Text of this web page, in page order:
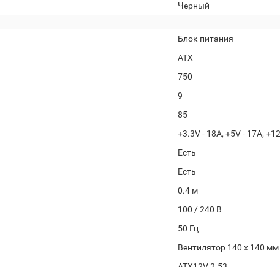
Черный
Блок питания
ATX
750
9
85
+3.3V - 18A, +5V - 17A,
Есть
Есть
0.4 м
100 / 240 В
50 Гц
Вентилятор 140 x 140 мм